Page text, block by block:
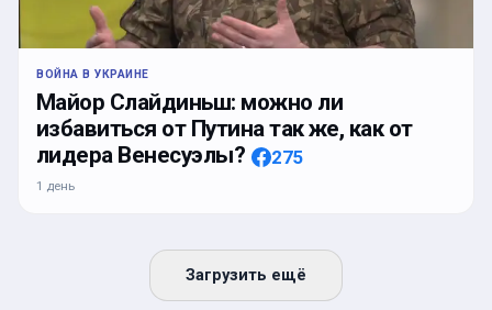
ВОЙНА В УКРАИНЕ
Майор Слайдиньш: можно ли
избавиться от Путина так же, как от
лидера Венесуэлы?
275
1 день
Загрузить ещё